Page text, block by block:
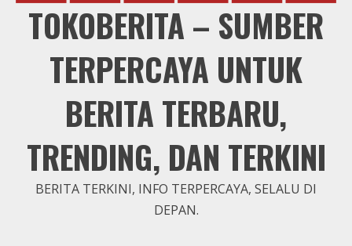
TOKOBERITA – SUMBER
TERPERCAYA UNTUK
BERITA TERBARU,
TRENDING, DAN TERKINI
BERITA TERKINI, INFO TERPERCAYA, SELALU DI
DEPAN.